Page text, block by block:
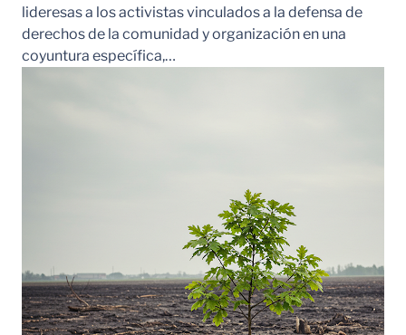
lideresas a los activistas vinculados a la defensa de
derechos de la comunidad y organización en una
coyuntura específica,…